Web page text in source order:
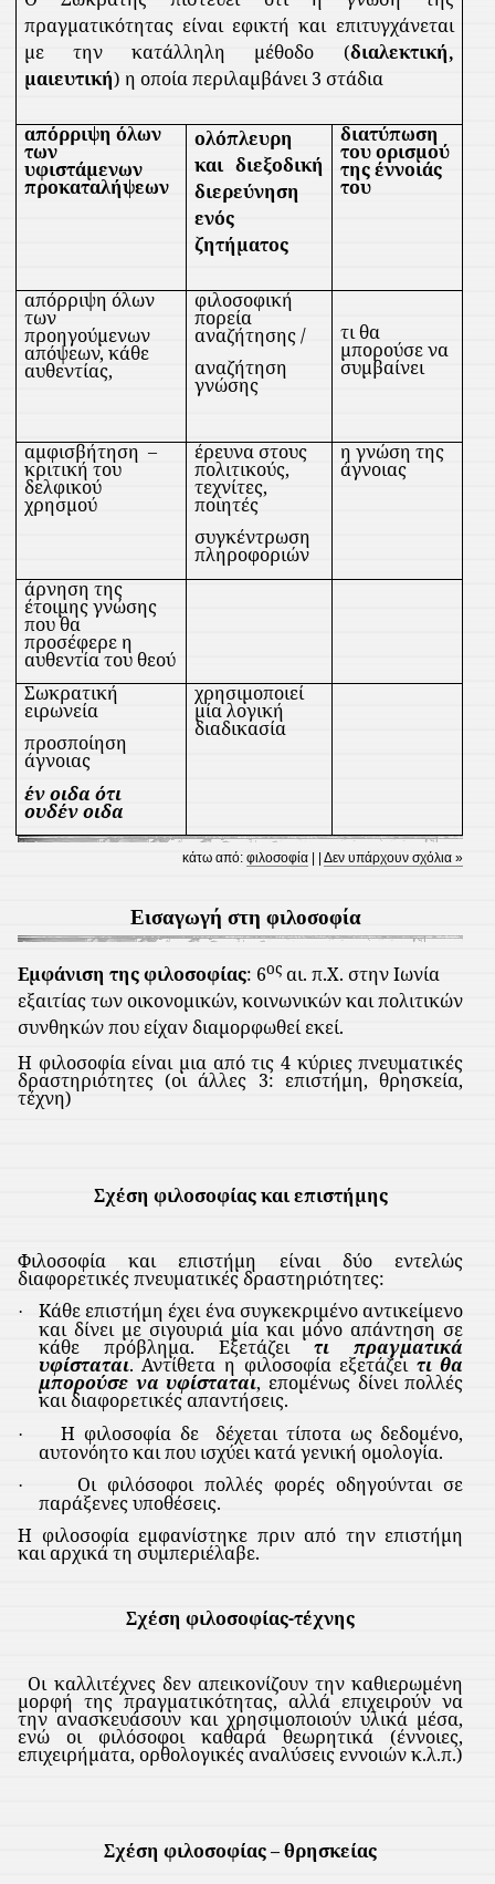
πραγματικότητας είναι εφικτή και επιτυγχάνεται
με την κατάλληλη μέθοδο (διαλεκτική,
μαιευτική) η οποία περιλαμβάνει 3 στάδια
απόρριψη όλων
των
υφιστάμενων
προκαταλήψεων
ολόπλευρη
και διεξοδική
διερεύνηση
ενός
ζητήματος
διατύπωση
του ορισμού
της έννοιάς
του
απόρριψη όλων
των
προηγούμενων
απόψεων, κάθε
αυθεντίας,
φιλοσοφική
πορεία
αναζήτησης /
αναζήτηση
γνώσης
τι θα
μπορούσε να
συμβαίνει
αμφισβήτηση –
κριτική του
δελφικού
χρησμού
έρευνα στους
πολιτικούς,
τεχνίτες,
ποιητές
συγκέντρωση
πληροφοριών
η γνώση της
άγνοιας
άρνηση της
έτοιμης γνώσης
που θα
προσέφερε η
αυθεντία του θεού
Σωκρατική
ειρωνεία
προσποίηση
άγνοιας
έν οιδα ότι
ουδέν οιδα
χρησιμοποιεί
μία λογική
διαδικασία
κάτω από:φιλοσοφία | |Δεν υπάρχουν σχόλια »
Εισαγωγή στη φιλοσοφία
Εμφάνιση της φιλοσοφίας: 6ος αι. π.Χ. στην Ιωνία
εξαιτίας των οικονομικών, κοινωνικών και πολιτικών
συνθηκών που είχαν διαμορφωθεί εκεί.
Η φιλοσοφία είναι μια από τις 4 κύριες πνευματικές
δραστηριότητες (οι άλλες 3: επιστήμη, θρησκεία,
τέχνη)
Σχέση φιλοσοφίας και επιστήμης
Φιλοσοφία και επιστήμη είναι δύο εντελώς
διαφορετικές πνευματικές δραστηριότητες:
· Κάθε επιστήμη έχει ένα συγκεκριμένο αντικείμενο
και δίνει με σιγουριά μία και μόνο απάντηση σε
κάθε πρόβλημα. Εξετάζειτι πραγματικά
υφίσταται. Αντίθετα η φιλοσοφία εξετάζει τι θα
μπορούσε να υφίσταται, επομένως δίνει πολλές
και διαφορετικές απαντήσεις.
· Η φιλοσοφία δε δέχεται τίποτα ως δεδομένο,
αυτονόητο και που ισχύει κατά γενική ομολογία.
· Οι φιλόσοφοι πολλές φορές οδηγούνται σε
παράξενες υποθέσεις.
Η φιλοσοφία εμφανίστηκε πριν από την επιστήμη
και αρχικά τη συμπεριέλαβε.
Σχέση φιλοσοφίας-τέχνης
Οι καλλιτέχνες δεν απεικονίζουν την καθιερωμένη
μορφή της πραγματικότητας, αλλά επιχειρούν να
την ανασκευάσουν και χρησιμοποιούν υλικά μέσα,
ενώ οι φιλόσοφοι καθαρά θεωρητικά (έννοιες,
επιχειρήματα, ορθολογικές αναλύσεις εννοιών κ.λ.π.)
Σχέση φιλοσοφίας – θρησκείας